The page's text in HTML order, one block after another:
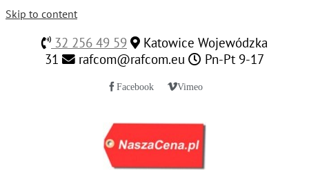
Skip to content
32 256 49 59
Katowice Wojewódzka
31
rafcom@rafcom.eu Pn-Pt 9-17
Facebook Vimeo